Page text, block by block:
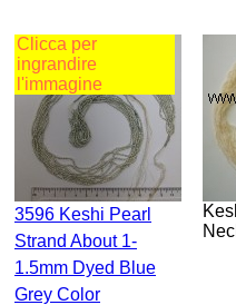
Clicca per
ingrandire
l'immagine
3596 Keshi Pearl
Strand About 1-
1.5mm Dyed Blue
Grey Color
Keshi Pearl